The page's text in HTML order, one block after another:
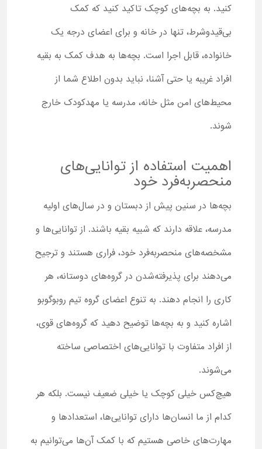
کنید. به بچه‌های کوچک تاکید کنید که کمک
بی‌قیدوشرط، تنها در خانه و برای اعضای درجه یک
خانواده، قابل اجرا است. بچه‌ها به هدف کمک به بقیه
افراد غریبه یا حتی آشنا، نباید بدون اطلاع شما از
محیط‌های امن مثل خانه، مدرسه یا مهدکودک خارج
شوند.
اهمیت استفاده از توانایی‌های
منحصربه‌فرد خود
بچه‌ها در سنین پیش از دبستان و در سال‌های اولیه
مدرسه، علاقه دارند که شبیه بقیه باشند. از توانایی‌ها و
مشخصه‌های منحصربه‌فرد خود، فراری هستند و ترجیح
می‌دهند برای پذیرفته‌شدن در گروه‌های دوستانه، هر
کاری را انجام دهند. به تنوع اعضای گروه تیم روبوگوبو
اشاره کنید و به بچه‌ها توضیح دهید که گروه‌های قوی،
از افراد متفاوت با توانایی‌های اختصاصی ساخته
می‌شوند.
هیچ‌کس خیلی کوچک یا خیلی ضعیف نیست. بلکه هر
کدام از ما انسان‌ها دارای توانایی‌ها، استعدادها و
مهارت‌های خاصی هستیم که با کمک آن‌ها می‌توانیم به